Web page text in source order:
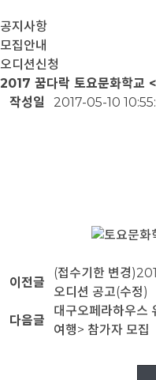
공지사항
모집안내
오디션신청
2017 꿈다락 토요문화학교
작성일
2017-05-10
이전글
(접수기한 변경
오디션 공고(수정)
다음글
대구오페라하우스
여행> 참가자 모집